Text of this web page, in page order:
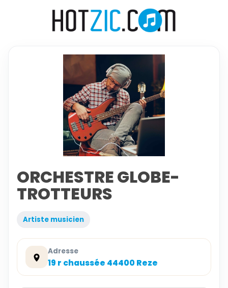
ORCHESTRE GLOBE-
TROTTEURS
Artiste musicien
Adresse
19 r chaussée 44400 Reze